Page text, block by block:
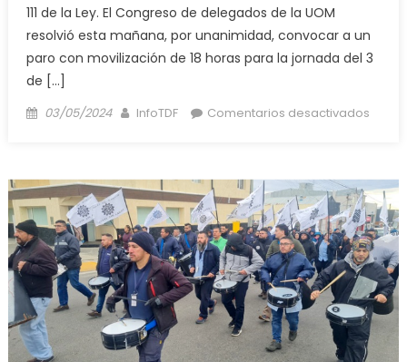
111 de la Ley. El Congreso de delegados de la UOM
resolvió esta mañana, por unanimidad, convocar a un
paro con movilización de 18 horas para la jornada del 3
de […]
Posted
03/05/2024 Author
InfoTDF Comentarios desactivadosen
un
paro
por
18
horas
en